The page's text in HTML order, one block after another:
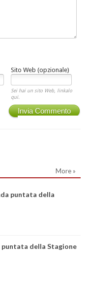
Sito Web (opzionale)
Sei hai un sito Web, linkalo
qui.
Invia Commento
More »
puntata della
della Stagione